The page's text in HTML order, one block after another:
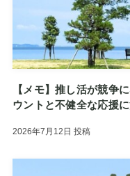
【メモ】推し活が競争
ウントと不健全な応援
2026年7月12日 投稿